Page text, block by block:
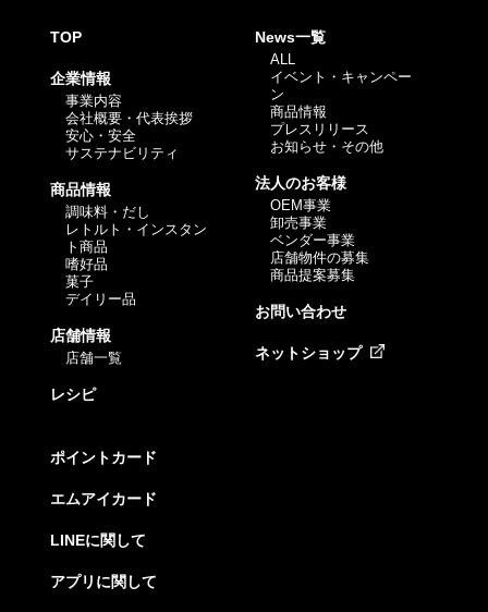
TOP
企業情報
事業内容
会社概要・代表挨拶
安心・安全
サステナビリティ
商品情報
調味料・だし
レトルト・インスタン
ト商品
嗜好品
菓子
デイリー品
店舗情報
店舗一覧
レシピ
News一覧
ALL
イベント・キャンペー
ン
商品情報
プレスリリース
お知らせ・その他
法人のお客様
OEM事業
卸売事業
ベンダー事業
店舗物件の募集
商品提案募集
お問い合わせ
ネットショップ
ポイントカード
エムアイカード
LINEに関して
アプリに関して